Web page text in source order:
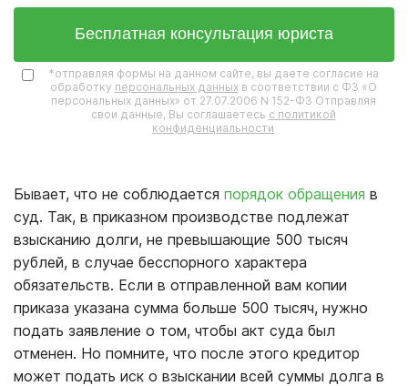
Бесплатная консультация юриста
*отправляя формы на данном сайте, вы даете согласие на
обработку персональных данныхв соответствии с ФЗ «О
персональных данных» от 27.07.2006 N 152-ФЗ Отправляя
свои данные, Вы соглашаетесь с политикой
конфиденциальности
Бывает, что не соблюдается порядок обращения в
суд. Так, в приказном производстве подлежат
взысканию долги, не превышающие 500 тысяч
рублей, в случае бесспорного характера
обязательств. Если в отправленной вам копии
приказа указана сумма больше 500 тысяч, нужно
подать заявление о том, чтобы акт суда был
отменен. Но помните, что после этого кредитор
может подать иск о взыскании всей суммы долга в